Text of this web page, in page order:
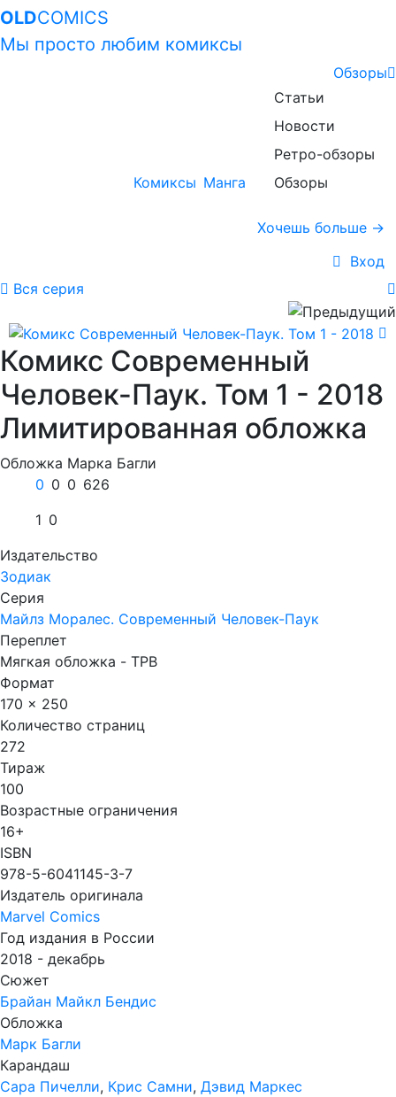
OLDCOMICS
Мы просто любим комиксы
Комиксы Манга
Обзоры
Статьи
Новости
Ретро-обзоры
Обзоры
Хочешь больше →
Вход
Вся серия
Комикс Современный
Человек-Паук. Том 1 - 2018
Лимитированная обложка
Обложка Марка Багли
0 0 0 626
1 0
Издательство
Зодиак
Серия
Майлз Моралес. Современный Человек-Паук
Переплет
Мягкая обложка - TPB
Формат
170 x 250
Количество страниц
272
Тираж
100
Возрастные ограничения
16+
ISBN
978-5-6041145-3-7
Издатель оригинала
Marvel Comics
Год издания в России
2018 - декабрь
Сюжет
Брайан Майкл Бендис
Обложка
Марк Багли
Карандаш
Сара Пичелли, Крис Самни, Дэвид Маркес